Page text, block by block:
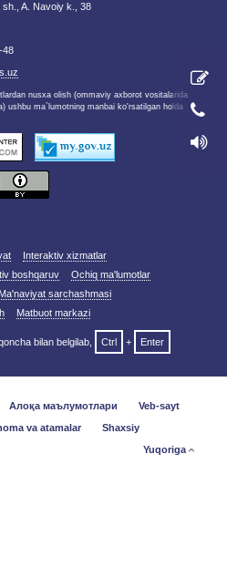
A. Navoiy k., 38
48
nusxa olish (ommaviy axborot vositalarida
ushbu ma`lumotning manbai ko'rsatilgan holda
Interaktiv xizmatlar
boshqaruv
Ochiq ma'lumotlar
Ma'naviyat sarchashmasi
Matbuot markazi
bilan belgilab, Ctrl +
Enter
Алоқа маълумотлари
Veb-sayt
va atamalar
Shaxsiy
Yuqoriga